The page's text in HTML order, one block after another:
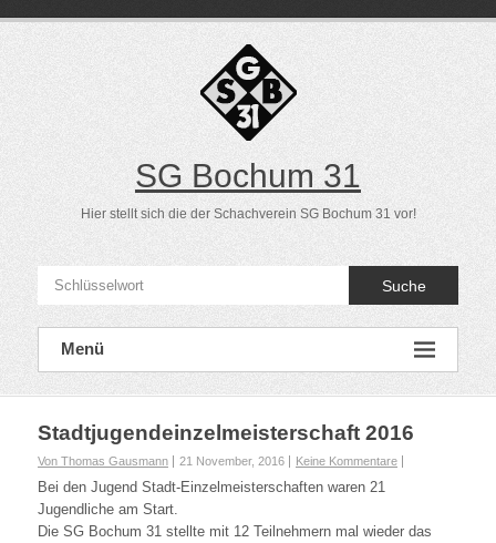
SG Bochum 31
Hier stellt sich die der Schachverein SG Bochum 31 vor!
Suche
Menü
Stadtjugendeinzelmeisterschaft 2016
Von Thomas Gausmann 21 November, 2016 Keine Kommentare
Bei den Jugend Stadt-Einzelmeisterschaften waren 21
Jugendliche am Start.
Die SG Bochum 31 stellte mit 12 Teilnehmern mal wieder das